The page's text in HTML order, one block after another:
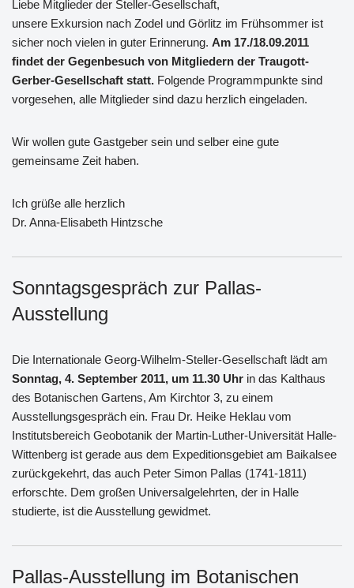
Liebe Mitglieder der Steller-Gesellschaft,
unsere Exkursion nach Zodel und Görlitz im Frühsommer ist
sicher noch vielen in guter Erinnerung. Am 17./18.09.2011
findet der Gegenbesuch von Mitgliedern der Traugott-
Gerber-Gesellschaft statt. Folgende Programmpunkte sind
vorgesehen, alle Mitglieder sind dazu herzlich eingeladen.
Wir wollen gute Gastgeber sein und selber eine gute
gemeinsame Zeit haben.
Ich grüße alle herzlich
Dr. Anna-Elisabeth Hintzsche
Sonntagsgespräch zur Pallas-
Ausstellung
Die Internationale Georg-Wilhelm-Steller-Gesellschaft lädt am
Sonntag, 4. September 2011, um 11.30 Uhr in das Kalthaus
des Botanischen Gartens, Am Kirchtor 3, zu einem
Ausstellungsgespräch ein. Frau Dr. Heike Heklau vom
Institutsbereich Geobotanik der Martin-Luther-Universität Halle-
Wittenberg ist gerade aus dem Expeditionsgebiet am Baikalsee
zurückgekehrt, das auch Peter Simon Pallas (1741-1811)
erforschte. Dem großen Universalgelehrten, der in Halle
studierte, ist die Ausstellung gewidmet.
Pallas-Ausstellung im Botanischen